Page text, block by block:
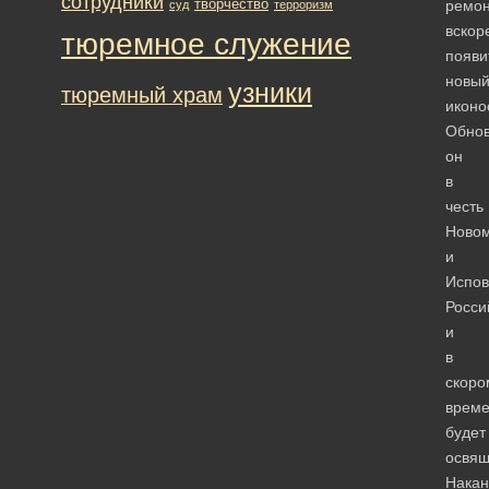
новый
он
в
честь
и
и
в
будет
суд творчество терроризм
тюремное служение
тюремный храм узники